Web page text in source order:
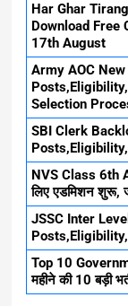
Har Ghar
Download Free
17th August
Army AOC
Selection
SBI Clerk
NVS Class 6th
लिए एडमिशन शुरू,
JSSC Inter
Top 10
महीने की 10 बड़ी